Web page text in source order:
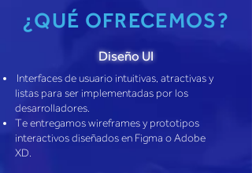
¿QUÉ OFRECEMOS?
Diseño UI
Interfaces de usuario intuitivas, atractivas y
listas para ser implementadas por los
desarrolladores.
Te entregamos wireframes y prototipos
interactivos diseñados en Figma o Adobe
XD.